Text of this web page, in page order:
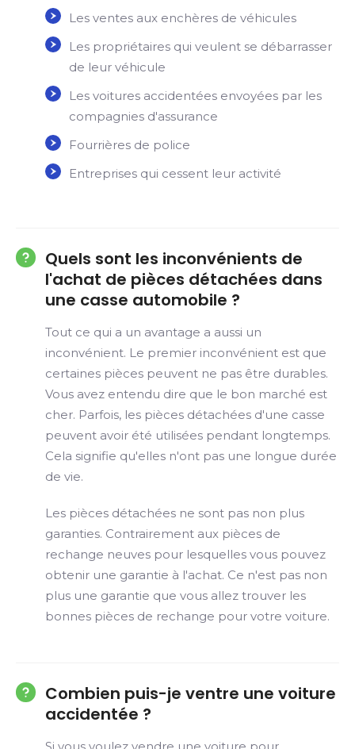
Les ventes aux enchères de véhicules
Les propriétaires qui veulent se débarrasser
de leur véhicule
Les voitures accidentées envoyées par les
compagnies d'assurance
Fourrières de police
Entreprises qui cessent leur activité
Quels sont les inconvénients de
l'achat de pièces détachées dans
une casse automobile ?
Tout ce qui a un avantage a aussi un
inconvénient. Le premier inconvénient est que
certaines pièces peuvent ne pas être durables.
Vous avez entendu dire que le bon marché est
cher. Parfois, les pièces détachées d'une casse
peuvent avoir été utilisées pendant longtemps.
Cela signifie qu'elles n'ont pas une longue durée
de vie.
Les pièces détachées ne sont pas non plus
garanties. Contrairement aux pièces de
rechange neuves pour lesquelles vous pouvez
obtenir une garantie à l'achat. Ce n'est pas non
plus une garantie que vous allez trouver les
bonnes pièces de rechange pour votre voiture.
Combien puis-je ventre une voiture
accidentée ?